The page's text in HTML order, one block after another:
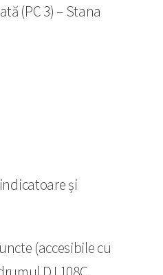
(PC 3) – Stana
și
(accesibile cu